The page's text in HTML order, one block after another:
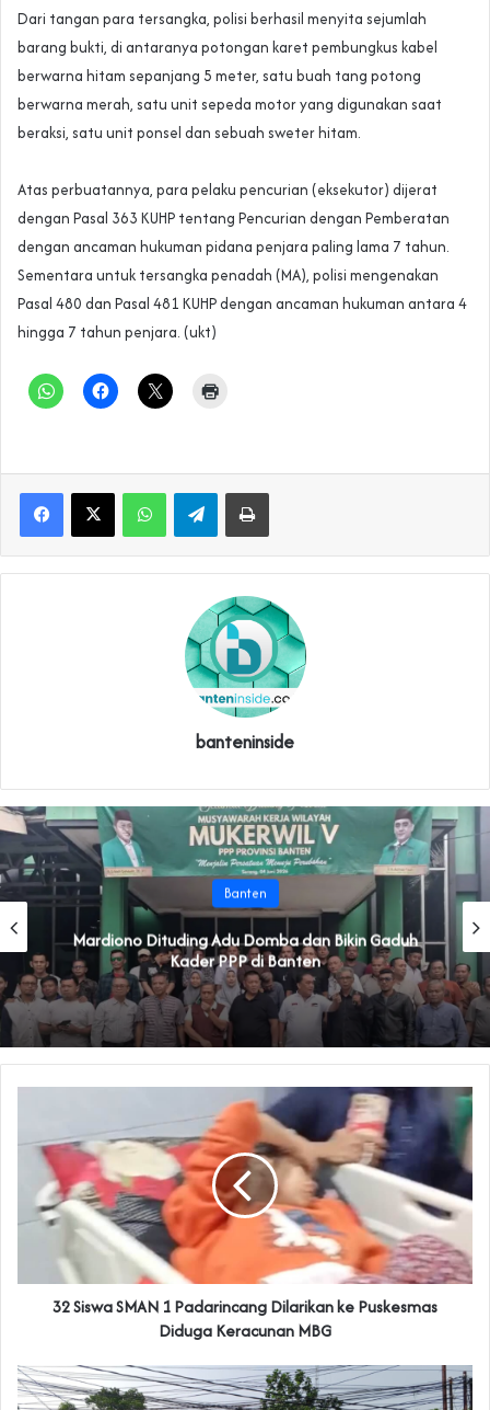
‎Dari tangan para tersangka, polisi berhasil menyita sejumlah
barang bukti, di antaranya potongan karet pembungkus kabel
berwarna hitam sepanjang 5 meter, satu buah tang potong
berwarna merah, satu unit sepeda motor yang digunakan saat
beraksi, satu unit ponsel dan sebuah sweter hitam.
‎Atas perbuatannya, para pelaku pencurian (eksekutor) dijerat
dengan Pasal 363 KUHP tentang Pencurian dengan Pemberatan
dengan ancaman hukuman pidana penjara paling lama 7 tahun.
Sementara untuk tersangka penadah (MA), polisi mengenakan
Pasal 480 dan Pasal 481 KUHP dengan ancaman hukuman antara 4
hingga 7 tahun penjara. (ukt)
WhatsAppTelegramPrint
banteninside
Banten
‎Mardiono Dituding Adu Domba dan Bikin Gaduh
Kader PPP di Banten
‎32 Siswa SMAN 1 Padarincang Dilarikan ke Puskesmas
Diduga Keracunan MBG